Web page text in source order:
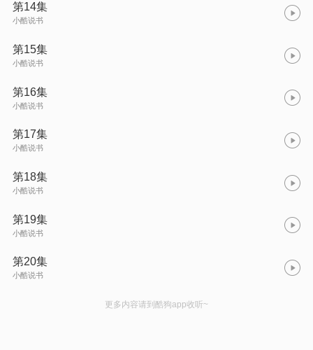
第14集
小酷说书
第15集
小酷说书
第16集
小酷说书
第17集
小酷说书
第18集
小酷说书
第19集
小酷说书
第20集
小酷说书
更多内容请到酷狗app收听~